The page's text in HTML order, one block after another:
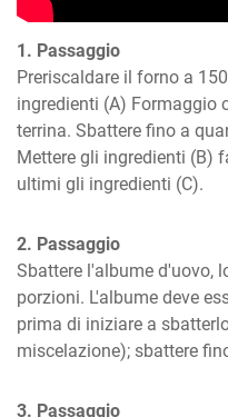
1. Passaggio
Preriscaldare il forno a
ingredienti (A) Formaggio
terrina. Sbattere fino a
Mettere gli ingredienti (B)
ultimi gli ingredienti (C).
2. Passaggio
Sbattere l'albume d'uovo,
porzioni. L'albume deve
prima di iniziare a
miscelazione); sbattere
3. Passaggio